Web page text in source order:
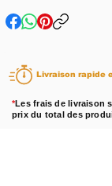
*Les frais de livraison
prix du total des